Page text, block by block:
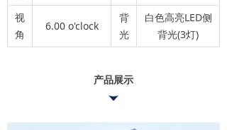
视
角
6.00 o'clock
背
光
白色高亮LED侧
背光(3灯)
产品展示